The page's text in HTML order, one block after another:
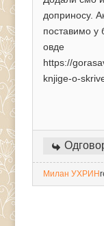
доприносу.
поставимо у
овде
https://
knjige-o-
Милан УХРИН